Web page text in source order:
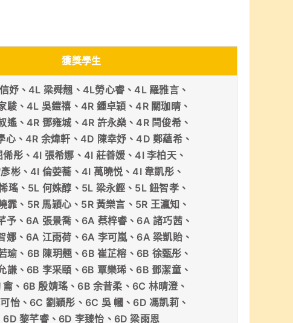
獲獎學生
妤、4L 梁舜翹、4L勞心睿、4L 羅雅言、
駿、4L 吳鎧禧、4R 鍾卓穎、4R 關珈晴、
遙、4R 鄧雍城、4R 許永燊、4R 閆俊希、
心、4R 余煒軒、4D 陳幸妤、4D 鄭蘊希、
彤、4I 張希娜、4I 莊善媛、4I 李柏天、
彬、4I 倫荌蕎、4I 萬曉悦、4I 韋凱彤、
瑤、5L 何姝醇、5L 梁永鏗、5L 鈕智孝、
霏、5R 馬穎心、5R 黃樂言、5R 王瀛知、
予、6A 張景喬、6A 蔡梓睿、6A 諸巧茜、
娜、6A 江雨荷、6A 李可嵐、6A 梁凱貽、
瑜、6B 陳玥翹、6B 崔芷榕、6B 徐甄彤、
謙、6B 李采頤、6B 覃樂琋、6B 鄧潔童、
龠、6B 殷婧瑤、6B 余昔柔、6C 林晴澄、
怡、6C 劉穎彤、6C 吳 幗、6D 馮凱莉、
6D 黎芊睿、6D 李臻怡、6D 梁雨恩